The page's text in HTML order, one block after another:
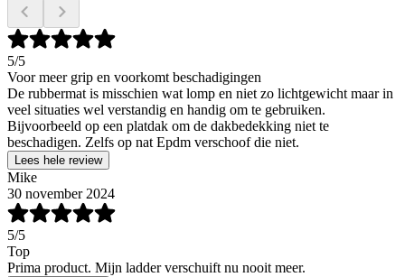
5/5
Voor meer grip en voorkomt beschadigingen
De rubbermat is misschien wat lomp en niet zo lichtgewicht maar in
veel situaties wel verstandig en handig om te gebruiken.
Bijvoorbeeld op een platdak om de dakbedekking niet te
beschadigen. Zelfs op nat Epdm verschoof die niet.
Lees hele review
Mike
30 november 2024
5/5
Top
Prima product. Mijn ladder verschuift nu nooit meer.